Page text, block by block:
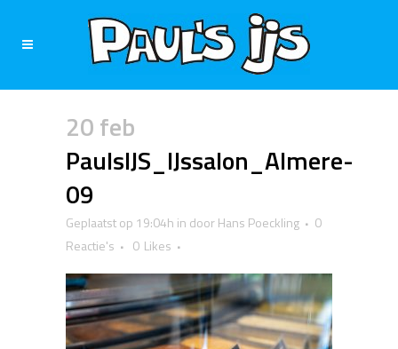
20 feb
PaulsIJS_IJssalon_Almere-
09
Geplaatst op 19:04h in doorHans Poeckling
0
Reactie's
0 Likes